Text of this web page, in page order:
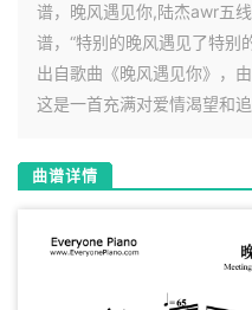
谱，晚风遇见你,陆杰awr五
谱，“特别的晚风遇见了特别
出自歌曲《晚风遇见你》，
这是一首充满对爱情渴望和
曲谱详情